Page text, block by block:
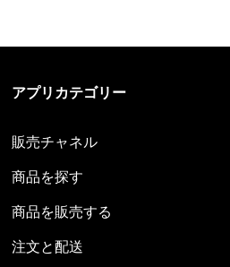
アプリカテゴリー
販売チャネル
商品を探す
商品を販売する
注文と配送